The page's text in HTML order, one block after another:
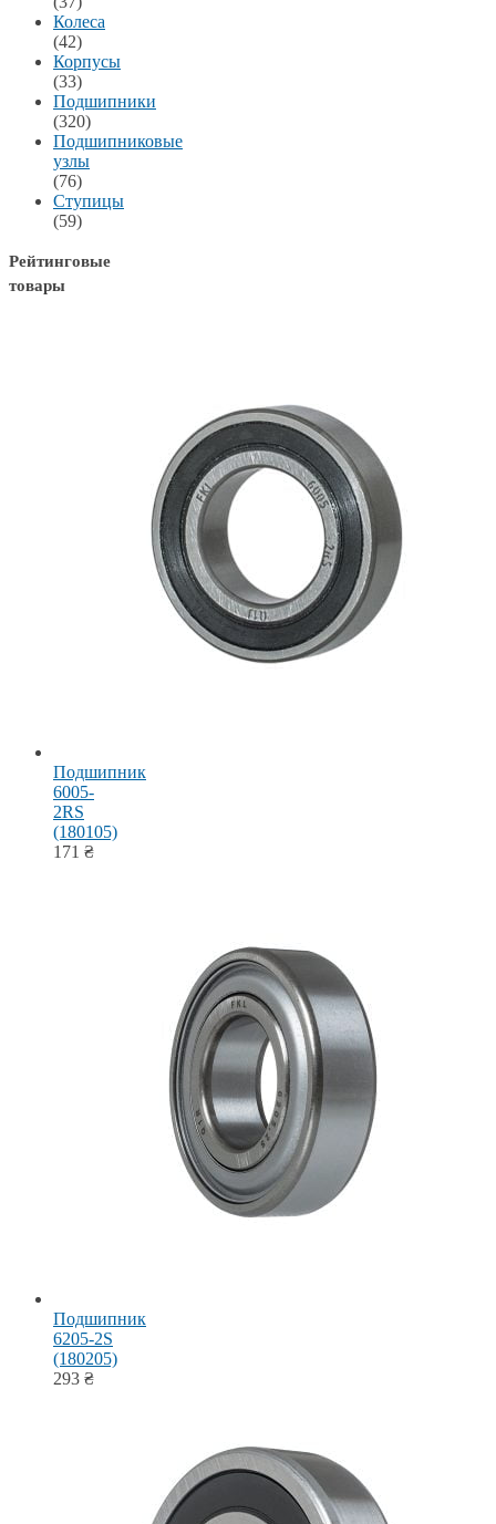
Колеса
(42)
Корпусы
(33)
Подшипники
(320)
Подшипниковые
узлы
(76)
Ступицы
(59)
Рейтинговые
товары
Подшипник
6005-
2RS
(180105)
171 ₴
Подшипник
6205-2S
(180205)
293 ₴